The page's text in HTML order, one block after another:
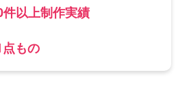
以上制作実績
点もの